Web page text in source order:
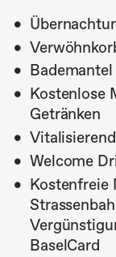
CONTACT
ARTHOUSE
CH-4051 Basel
Google Maps
Karriere
AGB
Member of
Kostenlose
Getränken
Welcome
Kostenfreie
BaselCard